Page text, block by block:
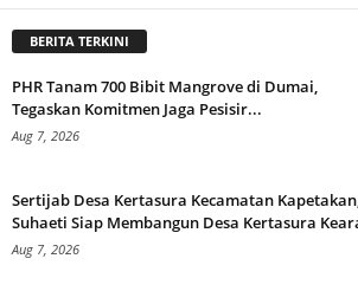
BERITA TERKINI
PHR Tanam 700 Bibit Mangrove di Dumai,
Tegaskan Komitmen Jaga Pesisir...
Aug 7, 2026
Sertijab Desa Kertasura Kecamatan
Suhaeti Siap Membangun Desa Kertasura
Aug 7, 2026